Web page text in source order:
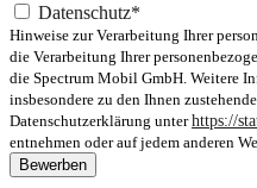
Datenschutz*
Hinweise zur Verarbeitung Ihrer
die Verarbeitung Ihrer
die Spectrum Mobil GmbH. Weitere
insbesondere zu den Ihnen
Datenschutzerklärung unterhttps://
entnehmen oder auf jedem anderen
Bewerben